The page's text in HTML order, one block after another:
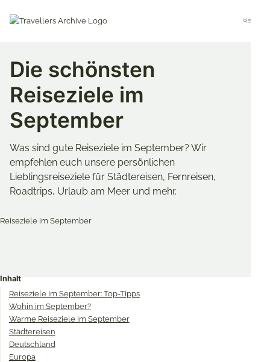
Menu
Die schönsten
Reiseziele im
September
Was sind gute Reiseziele im September? Wir
empfehlen euch unsere persönlichen
Lieblingsreiseziele für Städtereisen, Fernreisen,
Roadtrips, Urlaub am Meer und mehr.
Twitter
Inhalt
Reiseziele im September: Top-Tipps
Wohin im September?
Warme Reiseziele im September
Städtereisen
Deutschland
Europa